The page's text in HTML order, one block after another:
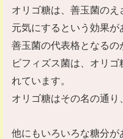
オリゴ糖は、善玉菌のえ
元気にするという効果が
善玉菌の代表格となるの
ビフィズス菌は、オリ
れています。
オリゴ糖はその名の通り
他にもいろいろな糖分